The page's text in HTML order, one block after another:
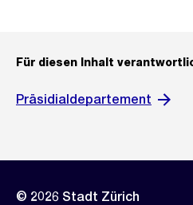
Für diesen Inhalt
Präsidialdepartement
© 2026 Stadt Zürich